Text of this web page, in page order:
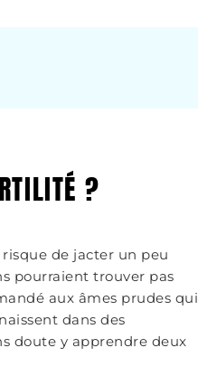
?
de jacter un peu
pourraient trouver pas
aux âmes prudes qui
dans des
doute y apprendre deux